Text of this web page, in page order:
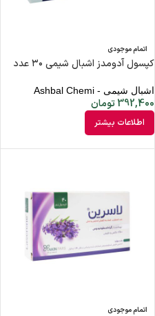
اتمام موجودی
کپسول آدومدز اشبال شیمی ۳۰ عدد
اشبال شیمی - Ashbal Chemi
392,400 تومان
اطلاعات بیشتر
اتمام موجودی